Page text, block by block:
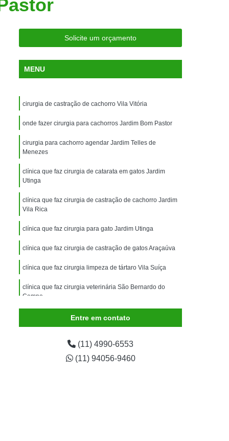
Clínica Veterinária São Caetano
para Silvestres
para Animais Silvestres
Consulta para Animais Silvestres
Santo André
Veterinária para Animais Silvestres
Exame de Eletrocardiograma Veterinário
Exame de Imagem para Animais
Exame de Radiologia para Animais
Exame de Sangue para Animais
Exame para Animais São Caetano
Animal
Internação de Animais
para Cachorro
Internação para Cães
Internação para Gatos
Uti Veterinária
Internação Veterinária São Caetano
Limpeza de Tártaro para Cães
Cachorro
Solicite um orçamento
MENU
cirurgia de castração de cachorro Vila Vitória
onde fazer cirurgia para cachorros Jardim Bom Pastor
cirurgia para cachorro agendar Jardim Telles de
Menezes
clínica que faz cirurgia de catarata em gatos Jardim
Utinga
clínica que faz cirurgia de castração de cachorro Jardim
Vila Rica
clínica que faz cirurgia para gato Jardim Utinga
clínica que faz cirurgia de castração de gatos Araçaúva
clínica que faz cirurgia limpeza de tártaro Vila Suíça
clínica que faz cirurgia veterinária São Bernardo do
Campo
cirurgia para gato Vila PiresEntre em contato
(11) 4990-6553
(11) 94056-9460